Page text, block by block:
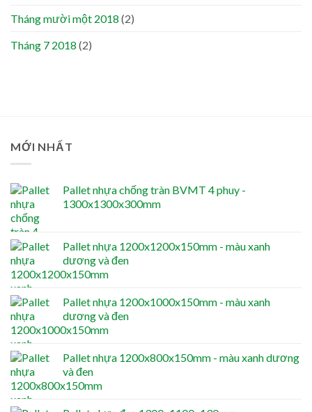
Tháng mười một 2018 (2)
Tháng 7 2018 (2)
MỚI NHẤT
Pallet nhựa chống tràn BVMT 4 phuy -
1300x1300x300mm
Pallet nhựa 1200x1200x150mm - màu xanh
dương và đen
Pallet nhựa 1200x1000x150mm - màu xanh
dương và đen
Pallet nhựa 1200x800x150mm - màu xanh dương
và đen